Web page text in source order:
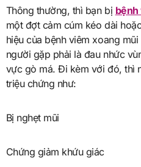
Thông thường, thì bạn bị bệnh
một đợt cảm cúm kéo dài
hiệu của bệnh viêm xoang
người gặp phải là đau nhức
vực gò má. Đi kèm với đó, thì
triệu chứng như:
Bị nghẹt mũi
Chứng giảm khứu giác